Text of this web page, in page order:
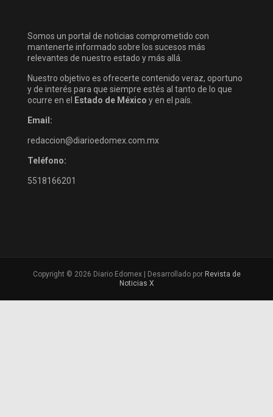
Somos un portal de noticias comprometido con
mantenerte informado sobre los sucesos más
relevantes de nuestro estado y más allá.
Nuestro objetivo es ofrecerte contenido veraz, oportuno
y de interés para que siempre estés al tanto de lo que
ocurre en el
Estado de México y en el país.
Email:
redaccion@diarioedomex.com.mx
Teléfono:
5518166201
Copyright © 2026 Diario Edomex | Desarrollado por Revista de
Noticias X